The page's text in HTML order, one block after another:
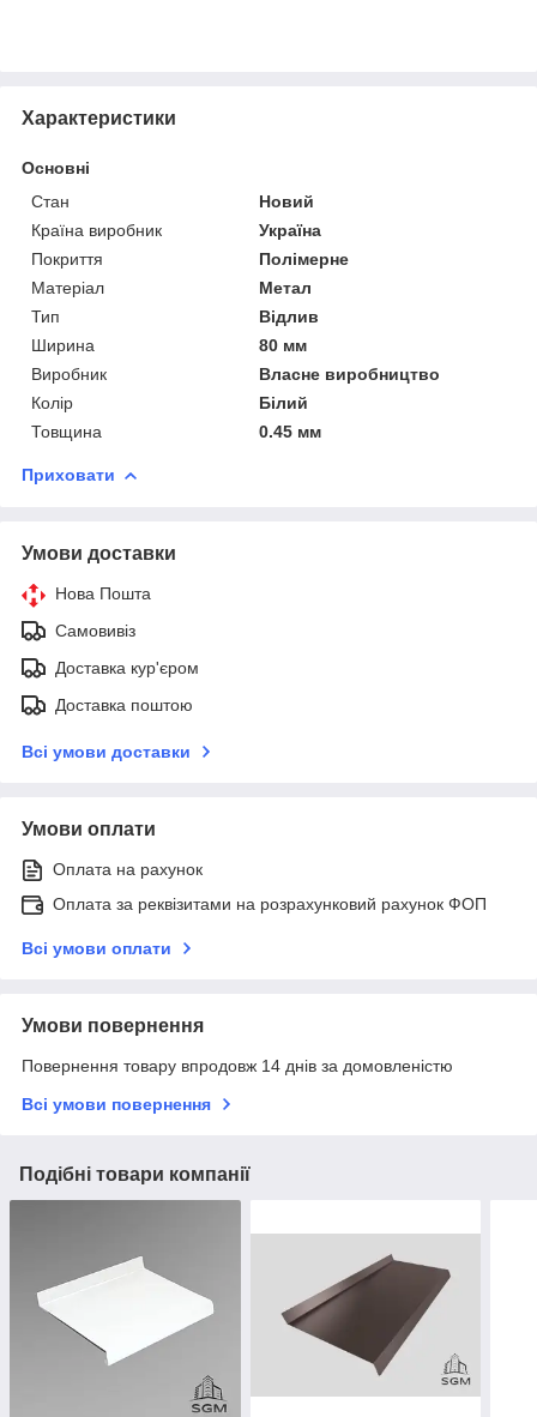
Характеристики
Основні
Стан
Новий
Країна виробник
Україна
Покриття
Полімерне
Матеріал
Метал
Тип
Відлив
Ширина
80 мм
Виробник
Власне виробництво
Колір
Білий
Товщина
0.45 мм
Приховати
Умови доставки
Нова Пошта
Самовивіз
Доставка кур'єром
Доставка поштою
Всі умови доставки
Умови оплати
Оплата на рахунок
Оплата за реквізитами на розрахунковий рахунок ФОП
Всі умови оплати
Умови повернення
Повернення товару впродовж 14 днів за домовленістю
Всі умови повернення
Подібні товари компанії